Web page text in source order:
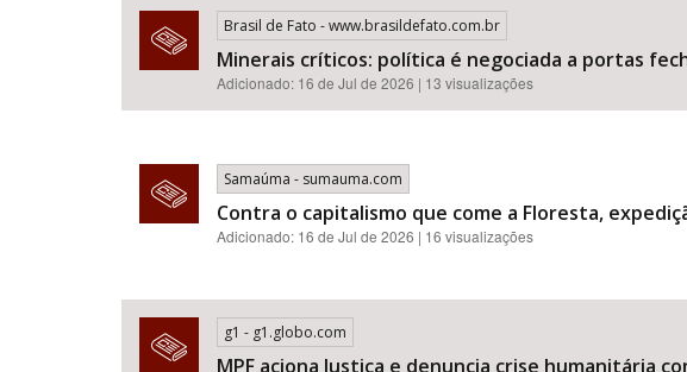
Brasil de Fato - www.brasildefato.com.br
Minerais críticos: política é negociada a portas
Adicionado: 16 de Jul de 2026 | 13 visualizações
Samaúma - sumauma.com
Contra o capitalismo que come a Floresta,
Adicionado: 16 de Jul de 2026 | 16 visualizações
g1 - g1.globo.com
MPF aciona Justiça e denuncia crise humanitária